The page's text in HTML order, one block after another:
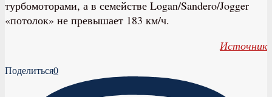
турбомоторами, а в семействе Logan/Sandero/Jogger
«потолок» не превышает 183 км/ч.
Источник
Поделиться0